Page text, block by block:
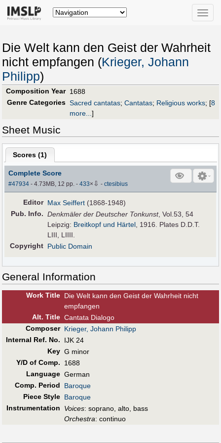
Toggle
Die Welt kann den Geist der Wahrheit
nicht empfangen (Krieger, Johann
Philipp)
Composition Year 1688
Genre Categories Sacred cantatas; Cantatas; Religious works; [8
more...]
Sheet Music
Scores (1)
Complete Score
#47934 - 4.73MB, 12 pp.-433× ⇩ -ctesibius
Editor Max Seiffert (1868-1948)
Pub. Info. Denkmäler der Deutscher Tonkunst, Vol.53, 54
Leipzig: Breitkopf und Härtel, 1916. Plates D.D.T.
LIII, LIIII.
Copyright Public Domain
General Information
Work Title Die Welt kann den Geist der Wahrheit nicht
empfangen
Alt. Title Cantata Dialogo
Composer Krieger, Johann Philipp
Internal Ref. No.
IJK 24
Key G minor
Y/D of Comp.
1688
Language German
Comp. Period
Baroque
Piece Style Baroque
Instrumentation
Voices: soprano, alto, bass
Orchestra: continuo